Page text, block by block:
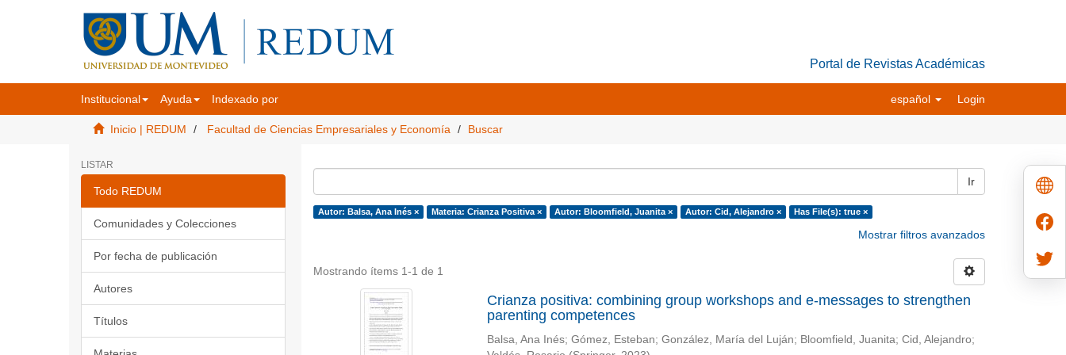
Portal de Revistas Académicas
Institucional Ayuda Indexado por español Login
Inicio | REDUM Facultad de Ciencias Empresariales y Economía Buscar
LISTAR
Todo REDUM
Comunidades y Colecciones
Por fecha de publicación
Autores
Títulos
Ir
Autor: Balsa, Ana Inés × Materia: Crianza Positiva × Autor: Bloomfield, Juanita × Autor: Cid, Alejandro × Has File(s): true ×
Mostrar filtros avanzados
Mostrando ítems 1-1 de 1
Crianza positiva: combining group workshops and e-messages to strengthen
parenting competences
Balsa, Ana Inés; Gómez, Esteban; González, María del Luján; Bloomfield, Juanita; Cid, Alejandro;